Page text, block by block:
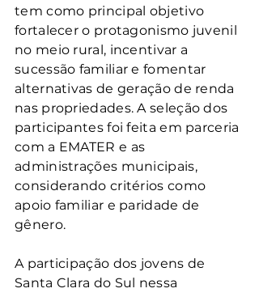
tem como principal objetivo
fortalecer o protagonismo juvenil
no meio rural, incentivar a
sucessão familiar e fomentar
alternativas de geração de renda
nas propriedades. A seleção dos
participantes foi feita em parceria
com a EMATER e as
administrações municipais,
considerando critérios como
apoio familiar e paridade de
gênero.
A participação dos jovens de
Santa Clara do Sul nessa